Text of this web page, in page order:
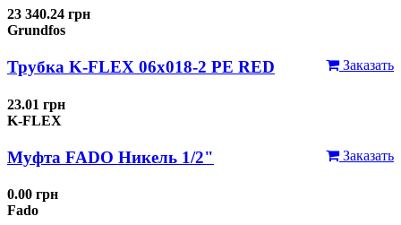
23 340.24 грн
Grundfos
Заказать
Трубка K-FLEX 06x018-2 РЕ RED
23.01 грн
K-FLEX
Заказать
Муфта FADO Никель 1/2"
0.00 грн
Fado